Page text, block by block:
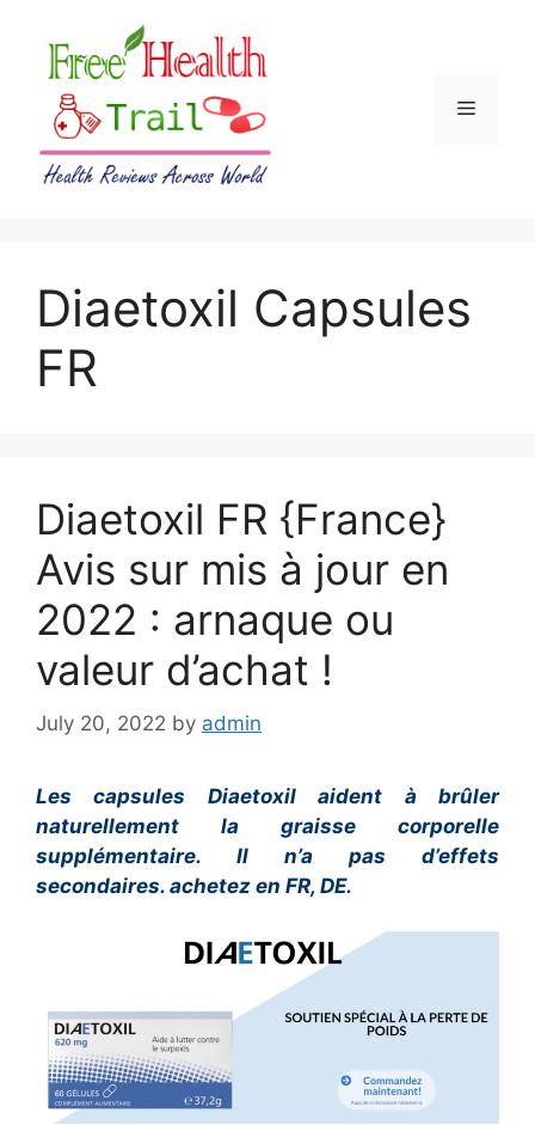
content
Menu
Diaetoxil Capsules
FR
Diaetoxil FR {France}
Avis sur mis à jour en
2022 : arnaque ou
valeur d’achat !
July 20, 2022 by admin
Les capsules Diaetoxil aident à brûler
naturellement la graisse corporelle
supplémentaire. Il n’a pas d’effets
secondaires. achetez en FR, DE.